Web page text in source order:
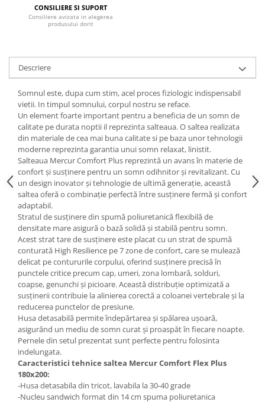
Mese gradinita
Scaune gradinita
Mobilier copii
Mobila camera copii
Scaune birou pentru copii
Saltele patuturi copii
Paturi copii
Masa si scaune gradinita
Seturi comode living si dormitor
CONSILIERE SI SUPORT
Consiliere avizata in alegerea
produsului dorit
Descriere
Somnul este, dupa cum stim, acel proces fiziologic indispensabil
vietii. In timpul somnului, corpul nostru se reface.
Un element foarte important pentru a beneficia de un somn de
calitate pe durata noptii il reprezinta salteaua. O saltea realizata
din materiale de cea mai buna calitate si pe baza unor tehnologii
moderne reprezinta garantia unui somn relaxat, linistit.
Salteaua Mercur Comfort Plus reprezintă un avans în materie de
confort și susținere pentru un somn odihnitor și revitalizant. Cu
un design inovator și tehnologie de ultimă generație, această
saltea oferă o combinație perfectă între susținere fermă și confort
adaptabil.
Stratul de susținere din spumă poliuretanică flexibilă de
densitate mare asigură o bază solidă și stabilă pentru somn.
Acest strat tare de susținere este placat cu un strat de spumă
conturată High Resilience pe 7 zone de confort, care se mulează
delicat pe contururile corpului, oferind susținere precisă în
punctele critice precum cap, umeri, zona lombară, solduri,
coapse, genunchi și picioare. Această distribuție optimizată a
susținerii contribuie la alinierea corectă a coloanei vertebrale și la
reducerea punctelor de presiune.
Husa detasabilă permite îndepărtarea și spălarea ușoară,
asigurând un mediu de somn curat și proaspăt în fiecare noapte.
Pernele din setul prezentat sunt perfecte pentru folosinta
indelungata.
Caracteristici tehnice saltea Mercur Comfort Flex Plus
180x200:
-Husa detasabila din tricot, lavabila la 30-40 grade
-Nucleu sandwich format din 14 cm spuma poliuretanica